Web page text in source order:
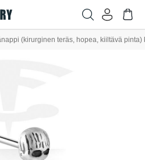
(kirurginen teräs, hopea, kiiltävä